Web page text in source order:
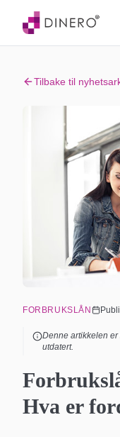
Tilbake til
FORBRUKSLÅN
Denne artikkelen er
utdatert.
Hva er